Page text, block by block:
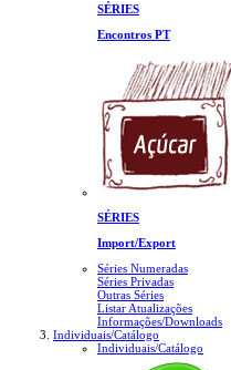
SÉRIES
Encontros PT
SÉRIES
Import/Export
Séries Numeradas
Séries Privadas
Outras Séries
Listar Atualizações
Informações/Downloads
Individuais/Catálogo
Individuais/Catálogo